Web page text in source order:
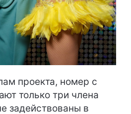
проекта, номер с
только три члена
задействованы в